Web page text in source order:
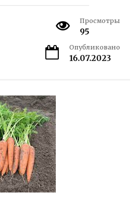
Просмотры
95
Опубликовано
16.07.2023